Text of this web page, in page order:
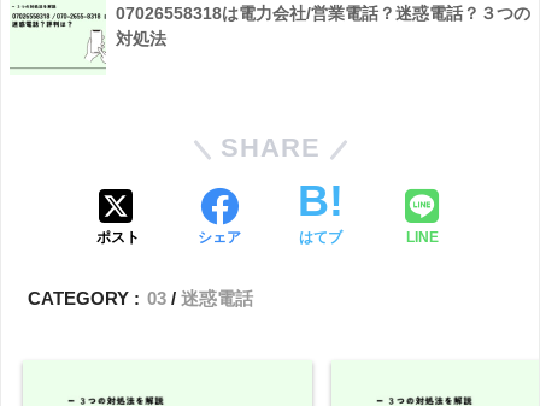
07026558318は電力会社/営業電話？迷惑電話？３つの
対処法
SHARE
ポスト シェア はてブ LINE
CATEGORY : 03 迷惑電話